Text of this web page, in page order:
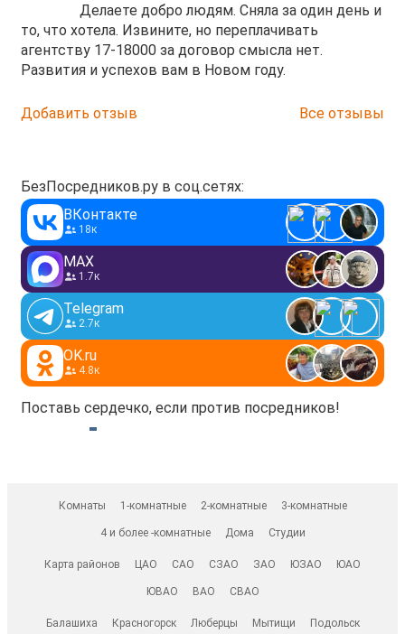
Делаете добро людям. Сняла за один день и
то, что хотела. Извините, но переплачивать
агентству 17-18000 за договор смысла нет.
Развития и успехов вам в Новом году.
Добавить отзыв Все отзывы
БезПосредников.ру в соц.сетях:
ВКонтакте
18к
MAX
1.7к
Telegram
2.7к
OK.ru
4.8к
Поставь сердечко, если против посредников!
Комнаты 1-комнатные 2-комнатные 3-комнатные
4 и более -комнатные Дома Студии
Карта районов ЦАО САО СЗАО ЗАО ЮЗАО ЮАО
ЮВАО ВАО СВАО
Балашиха Красногорск Люберцы Мытищи Подольск